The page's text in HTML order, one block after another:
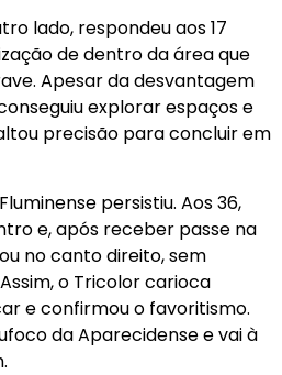
lado, respondeu aos 17
de dentro da área que
Apesar da desvantagem
explorar espaços e
precisão para concluir em
persistiu. Aos 36,
e, após receber passe na
no canto direito, sem
o Tricolor carioca
e confirmou o favoritismo.
da Aparecidense e vai à